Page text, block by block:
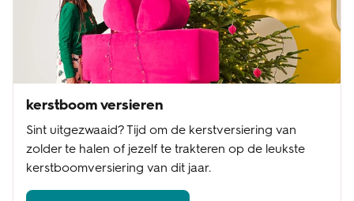
kerstboom versieren
Sint uitgezwaaid? Tijd om de kerstversiering van
zolder te halen of jezelf te trakteren op de leukste
kerstboomversiering van dit jaar.